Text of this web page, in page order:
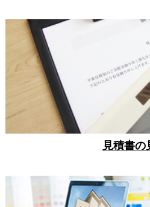
見積書の